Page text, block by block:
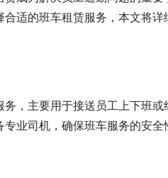
适的班车租赁服务，本文将
主要用于接送员工上下班或
业司机，确保班车服务的安全